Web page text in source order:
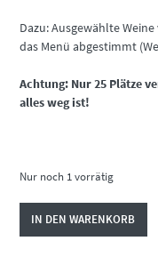
Dazu: Ausgewählte
das Menü abgestimmt
Achtung: Nur 25 Plätze
alles weg ist!
Nur noch 1 vorrätig
IN DEN WARENKORB